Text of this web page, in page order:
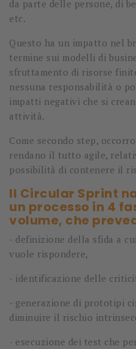
da parte delle persone, di
etc.
Questo ha un impatto nel
termine sui modelli di
sfruttamento di risorse
nessuna responsabilità o
impatti negativi che si
attività.
Come secondo step,
rendano il tutto agile,
possibilità di contenere il
Il Circular Sprint
un processo in 4
volume, che
- definizione della sfida a
vuole rispondere,
- identificazione delle
- generazione di prototipi
diminuire il rischio
- esecuzione dei test che